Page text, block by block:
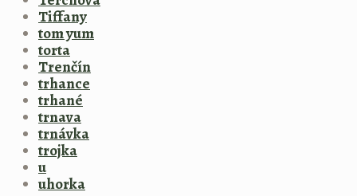
Tiffany
tom yum
torta
Trenčín
trhance
trhané
trnava
trnávka
trojka
u
uhorka